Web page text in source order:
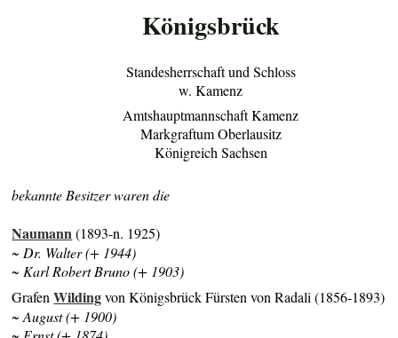
Königsbrück
Standesherrschaft und Schloss
w. Kamenz
Amtshauptmannschaft Kamenz
Markgraftum Oberlausitz
Königreich Sachsen
bekannte Besitzer waren die
Naumann(1893-n. 1925)
~ Dr. Walter (+ 1944)
~ Karl Robert Bruno (+ 1903)
GrafenWildingvon Königsbrück Fürsten von Radali (1856-1893)
~ August (+ 1900)